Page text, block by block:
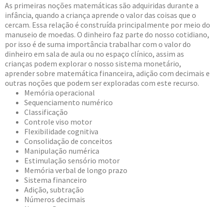
As primeiras noções matemáticas são adquiridas durante a
infância, quando a criança aprende o valor das coisas que o
cercam. Essa relação é construída principalmente por meio do
manuseio de moedas. O dinheiro faz parte do nosso cotidiano,
por isso é de suma importância trabalhar com o valor do
dinheiro em sala de aula ou no espaço clínico, assim as
crianças podem explorar o nosso sistema monetário,
aprender sobre matemática financeira, adição com decimais e
outras noções que podem ser exploradas com este recurso.
Memória operacional
Sequenciamento numérico
Classificação
Controle viso motor
Flexibilidade cognitiva
Consolidação de conceitos
Manipulação numérica
Estimulação sensório motor
Memória verbal de longo prazo
Sistema financeiro
Adição, subtração
Números decimais